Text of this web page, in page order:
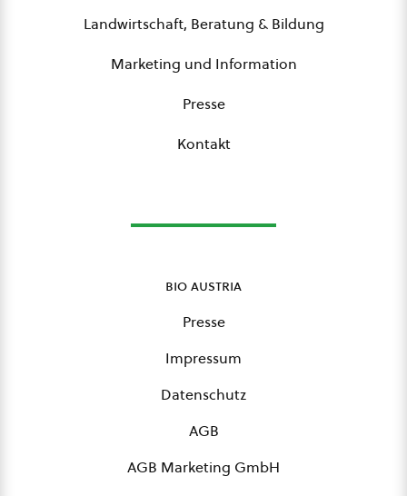
Landwirtschaft, Beratung & Bildung
Marketing und Information
Presse
Kontakt
bio austria
Presse
Impressum
Datenschutz
AGB
AGB Marketing GmbH